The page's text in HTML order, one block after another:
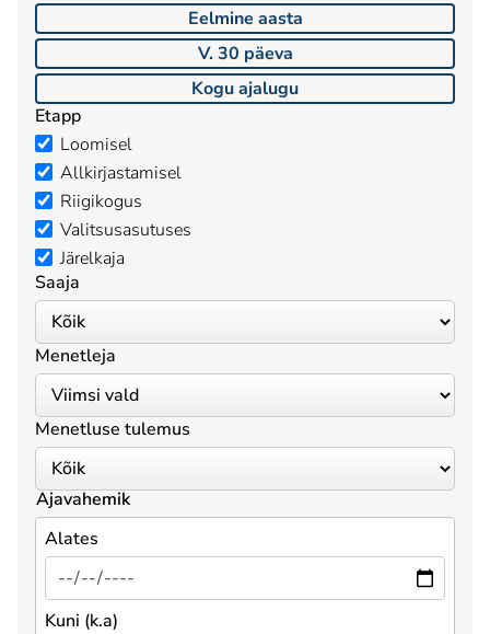
Eelmine aasta
V. 30 päeva
Kogu ajalugu
Etapp
Loomisel
Allkirjastamisel
Riigikogus
Valitsusasutuses
Järelkaja
Saaja
Menetleja
Menetluse tulemus
Ajavahemik
Alates
Kuni (k.a)